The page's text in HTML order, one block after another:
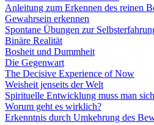
Anleitung zum Erkennen des reinen
Gewahrsein erkennen
Spontane Übungen zur
Binäre Realität
Bosheit und Dummheit
Die Gegenwart
The Decisive Experience of Now
Weisheit jenseits der Welt
Spirituelle Entwicklung muss man
Worum geht es wirklich?
Erkenntnis durch Umkehrung des